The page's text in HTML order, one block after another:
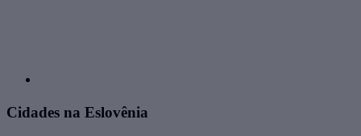
Cidades na Eslovênia